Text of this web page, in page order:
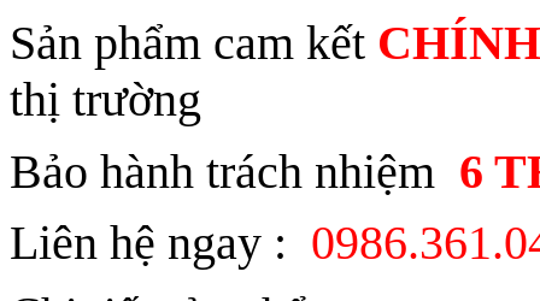
Sản phẩm cam kết
thị trường
Bảo hành trách nhiệm 6
Liên hệ ngay :